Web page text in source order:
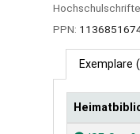
PPN:
Exemplare
Exemplare